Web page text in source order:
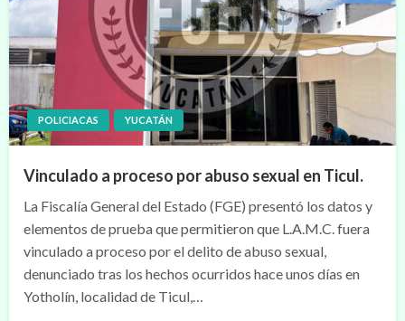
POLICIACAS YUCATÁN
Vinculado a proceso por abuso sexual en Ticul.
La Fiscalía General del Estado (FGE) presentó los datos y
elementos de prueba que permitieron que L.A.M.C. fuera
vinculado a proceso por el delito de abuso sexual,
denunciado tras los hechos ocurridos hace unos días en
Yotholín, localidad de Ticul,…